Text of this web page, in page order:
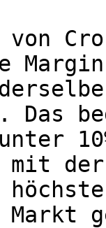
von
Markt